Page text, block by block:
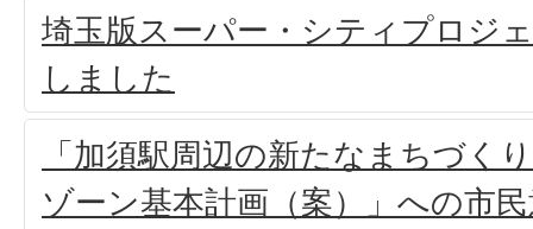
埼玉版スーパー・シティプロジ
しました
「加須駅周辺の新たなまちづく
ゾーン基本計画（案）」への市